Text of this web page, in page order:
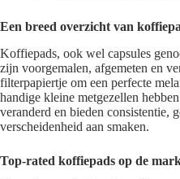
Een breed overzicht van
Koffiepads, ook wel capsules
zijn voorgemalen, afgemeten en
filterpapiertje om een perfecte
handige kleine metgezellen
veranderd en bieden consistentie,
verscheidenheid aan smaken.
Top-rated koffiepads op de